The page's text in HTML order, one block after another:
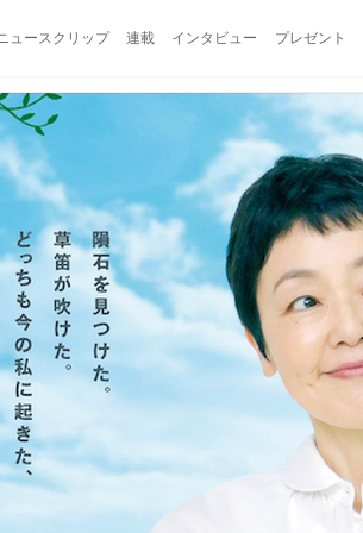
ュースクリップ 連載 インタビュー プレゼント